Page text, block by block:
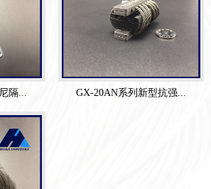
隔... GX-20AN系列新型抗强...